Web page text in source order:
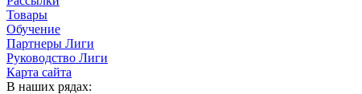
Товары
Обучение
Партнеры Лиги
Руководство Лиги
Карта сайта
В наших рядах: